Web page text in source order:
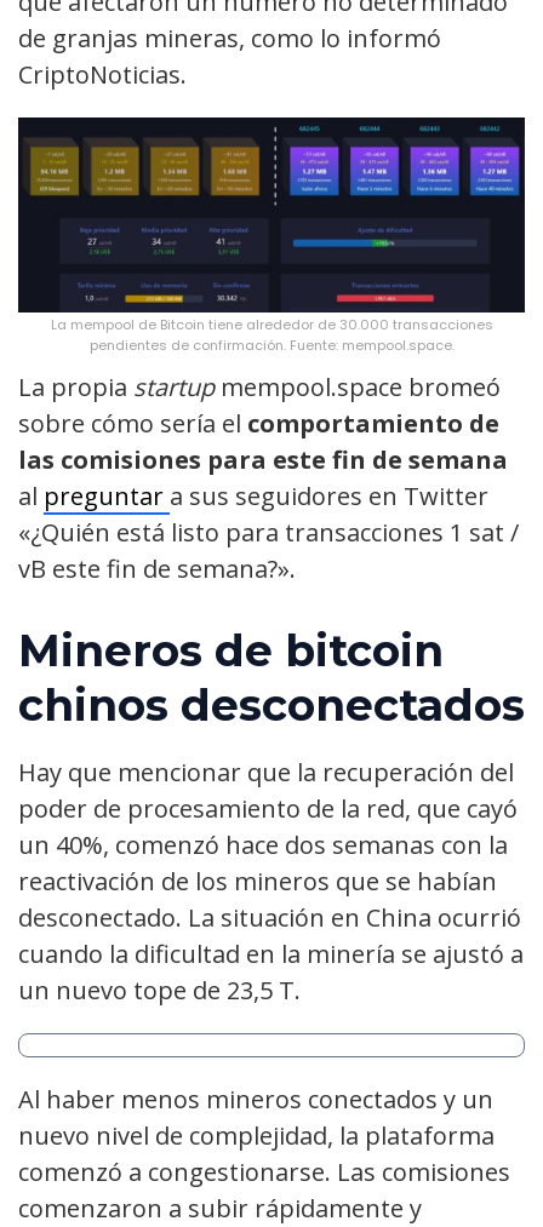
de granjas mineras, como lo informó
CriptoNoticias.
La mempool de Bitcoin tiene alrededor de 30.000 transacciones
pendientes de confirmación. Fuente: mempool.space.
La propia startupmempool.space bromeó
sobre cómo sería el comportamiento de
las comisiones para este fin de semana
al preguntar a sus seguidores en Twitter
«¿Quién está listo para transacciones 1 sat /
vB este fin de semana?».
Mineros de bitcoin
chinos desconectados
Hay que mencionar que la recuperación del
poder de procesamiento de la red, que cayó
un 40%, comenzó hace dos semanas con la
reactivación de los mineros que se habían
desconectado. La situación en China ocurrió
cuando la dificultad en la minería se ajustó a
un nuevo tope de 23,5 T.
Al haber menos mineros conectados y un
nuevo nivel de complejidad, la plataforma
comenzó a congestionarse. Las comisiones
comenzaron a subir rápidamente y